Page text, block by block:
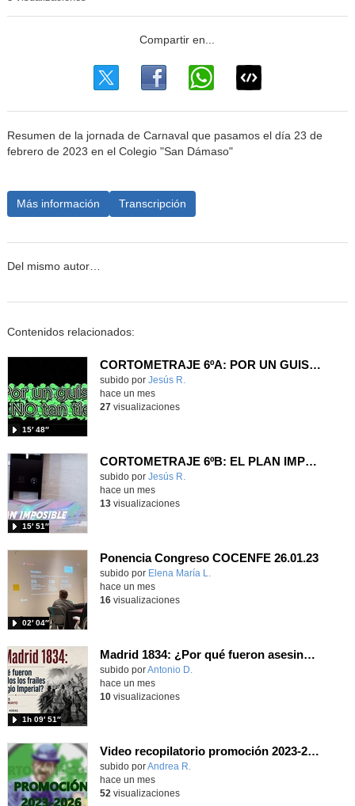
Resumen de la jornada de Carnaval que pasamos el día 23 de
febrero de 2023 en el Colegio "San Dámaso"
Más información Transcripción
Del mismo autor…
Contenidos relacionados:
CORTOMETRAJE 6ºA: POR UN GUISANTE NO TAN TIERNO
Contenido educativo.
subido por Jesús R.
15′ 48″
hace un mes
27visualizaciones
CORTOMETRAJE 6ºB: EL PLAN IMPOSIBLE
Contenido educativo.
subido por Jesús R.
15′ 51″
hace un mes
13visualizaciones
Ponencia Congreso COCENFE 26.01.23
Contenido educativo.
subido por Elena María L.
02′ 04″
hace un mes
16visualizaciones
Madrid 1834: ¿Por qué fueron asesinados los frailes del Colegio Imperial?
Contenido educativo.
subido porAntonio D.
1h 09′ 51″
hace un mes
10visualizaciones
Video recopilatorio promoción 2023-2026 (I5A)
Contenido educativo.
subido porAndrea R.
hace un mes
52 visualizaciones